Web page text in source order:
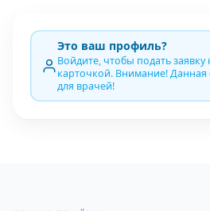
Это ваш профиль?
Войдите, чтобы подать заявку
карточкой. Внимание! Данная
для врачей!